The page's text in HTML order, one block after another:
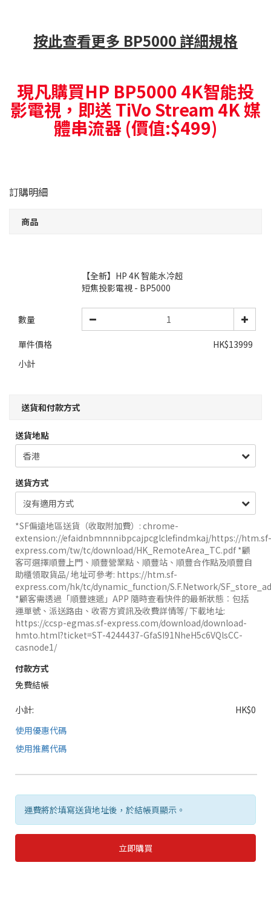
按此查看更多 BP5000 詳細規格
現凡購買HP BP5000 4K智能投
影電視，即送 TiVo Stream 4K 媒
體串流器 (價值:$499)
訂購明細
商品
【全新】HP 4K 智能水冷超
短焦投影電視 - BP5000
數量
單件價格
HK$13999
小計
送貨和付款方式
送貨地點
送貨方式
*SF偏遠地區送貨（收取附加費）: chrome-
extension://efaidnbmnnnibpcajpcglclefindmkaj/https://htm.sf-
express.com/tw/tc/download/HK_RemoteArea_TC.pdf *顧
客可選擇順豐上門、順豐營業點、順豐站、順豐合作點及順豐自
助櫃領取貨品/ 地址可參考: https://htm.sf-
express.com/hk/tc/dynamic_function/S.F.Network/
*顧客需透過「順豐速遞」APP 隨時查看快件的最新狀態︰包括
運單號、派送路由、收寄方資訊及收費詳情等/ 下載地址:
https://ccsp-egmas.sf-express.com/download/download-
hmto.html?ticket=ST-4244437-GfaSI91NheH5c6VQlsCC-
casnode1/
付款方式
免費結帳
小計:
HK$0
使用優惠代碼
使用推薦代碼
運費將於填寫送貨地址後，於結帳頁顯示。
立即購買